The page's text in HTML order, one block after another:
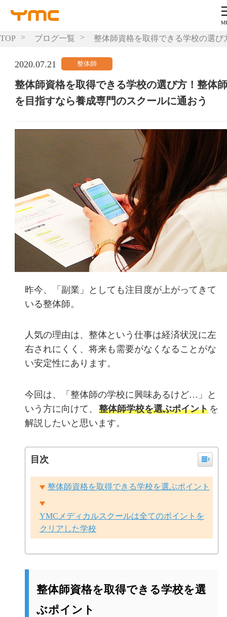
TOP ブログ一覧 整体師資格を取得できる学校の選
2020.07.21
整体師資格を取得できる学校の選び方！整体師
を目指すなら養成専門のスクールに通おう
昨今、「副業」としても注目度が上がってきて
いる整体師。
人気の理由は、整体という仕事は経済状況に左
右されにくく、将来も需要がなくなることがな
い安定性にあります。
今回は、「整体師の学校に興味あるけど…」と
いう方に向けて、 整体師学校を選ぶポイント を
解説したいと思います。
目次
整体師資格を取得できる学校を選ぶポイント
YMCメディカルスクールは全てのポイントを
クリアした学校
整体師資格を取得できる学校を選
ぶポイント